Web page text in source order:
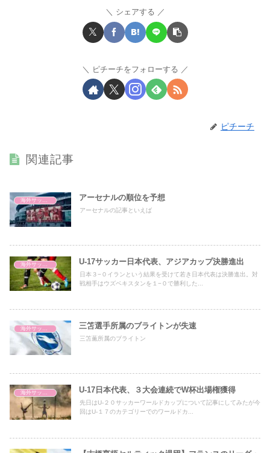
シェアする
ピチーチをフォローする
ピチーチ
関連記事
アーセナルの順位を予想
アーセナルの記事といえば
海外サッカー U-17サッカー日本代表、アジアカップ決勝進出
日本３−０イランという結果を受けて若き日本代表は決勝進出。対
戦相手はウズベキスタンを１−０で勝利した...
海外サッカー 三笘選手所属のブライトンが失速
三笘薫所属のブライトン
海外サッカー U-17日本代表、３大会連続でW杯出場権獲得
先日はU-２０サッカーワールドカップについて記事にしてみたが今
回はU-１７のカテゴリーでのワールドカ...